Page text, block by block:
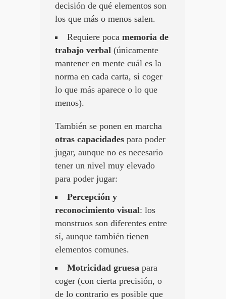
decisión de qué elementos son
los que más o menos salen.
Requiere poca memoria de
trabajo verbal (únicamente
mantener en mente cuál es la
norma en cada carta, si coger
lo que más aparece o lo que
menos).
También se ponen en marcha
otras capacidades para poder
jugar, aunque no es necesario
tener un nivel muy elevado
para poder jugar:
Percepción y
reconocimiento visual: los
monstruos son diferentes entre
sí, aunque también tienen
elementos comunes.
Motricidad gruesa para
coger (con cierta precisión, o
de lo contrario es posible que